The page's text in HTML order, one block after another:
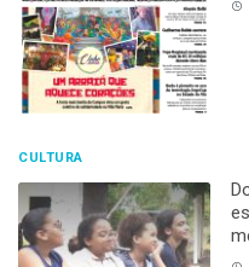
CULTURA